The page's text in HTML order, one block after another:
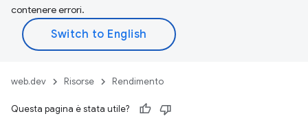
contenere errori.
web.dev Risorse Rendimento
Questa pagina è stata utile?